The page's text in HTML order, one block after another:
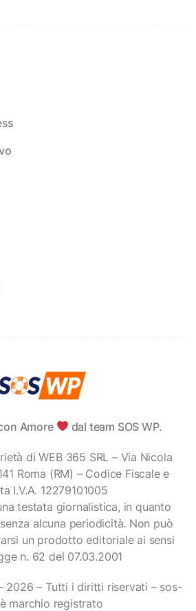
Amore dal team SOS WP.
di WEB 365 SRL – Via Nicola
Roma (RM) – Codice Fiscale e
I.V.A. 12279101005
testata giornalistica, in quanto
alcuna periodicità. Non può
un prodotto editoriale ai sensi
n. 62 del 07.03.2001
2026 – Tutti i diritti riservati – sos-
marchio registrato